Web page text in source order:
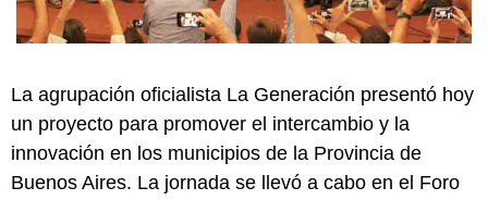
La agrupación oficialista La Generación presentó hoy
un proyecto para promover el intercambio y la
innovación en los municipios de la Provincia de
Buenos Aires. La jornada se llevó a cabo en el Foro